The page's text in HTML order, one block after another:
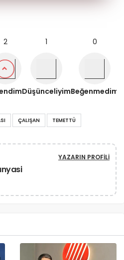
2 1
Düşünceliyim
0
Beğenmedim
ÇALIŞAN TEMETTÜ
YAZARIN PROFILI